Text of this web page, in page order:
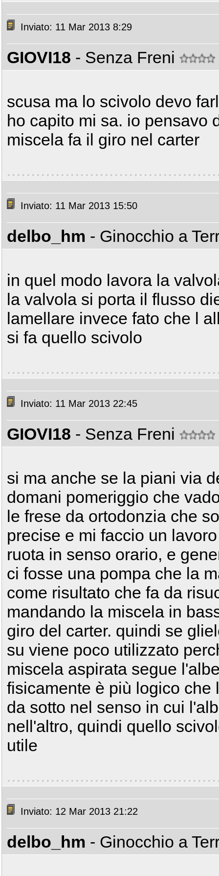
Inviato: 11 Mar 2013 8:29
GIOVI18 - Senza Freni
scusa ma lo scivolo devo
ho capito mi sa. io pensavo
miscela fa il giro nel carter
Inviato: 11 Mar 2013 15:50
delbo_hm - Ginocchio a
in quel modo lavora la
la valvola si porta il flusso
lamellare invece fato che l
si fa quello scivolo
Inviato: 11 Mar 2013 22:45
GIOVI18 - Senza Freni
si ma anche se la piani via
domani pomeriggio che
le frese da ortodonzia che
precise e mi faccio un
ruota in senso orario, e
ci fosse una pompa che la
come risultato che fa da
mandando la miscela in
giro del carter. quindi se
su viene poco utilizzato
miscela aspirata segue
fisicamente è più logico
da sotto nel senso in cui
nell'altro, quindi quello
utile
Inviato: 12 Mar 2013 21:22
delbo_hm - Ginocchio a